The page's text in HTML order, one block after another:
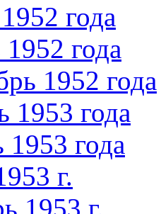
года
года
1952 года
года
года
г.
1953 г.